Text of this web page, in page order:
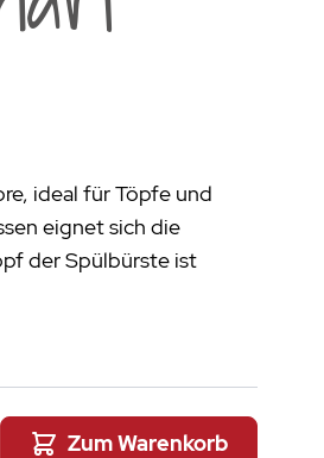
ideal für Töpfe und
eignet sich die
der Spülbürste ist
Zum Warenkorb